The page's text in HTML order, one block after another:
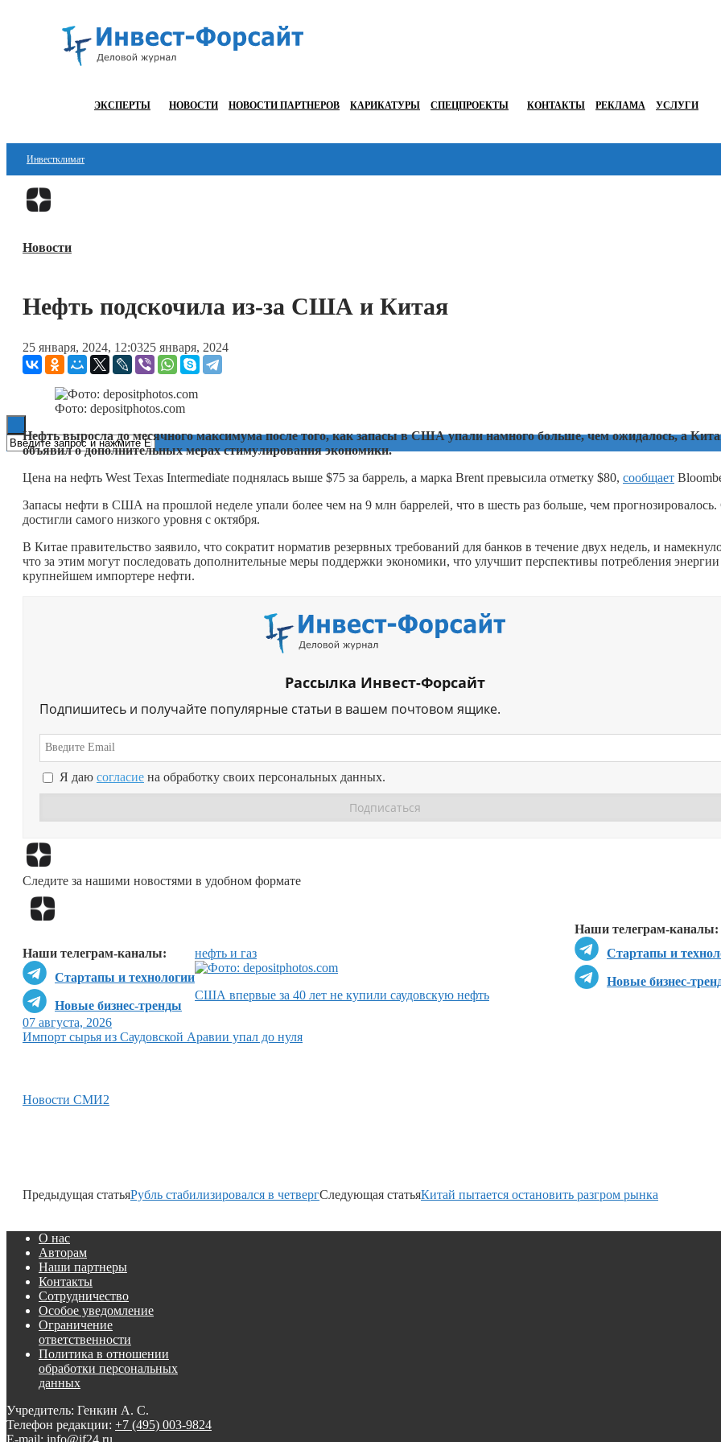
ЭКСПЕРТЫ НОВОСТИ НОВОСТИ ПАРТНЕРОВ КАРИКАТУРЫ СПЕЦПРОЕКТЫ КОНТАКТЫ РЕКЛАМА УСЛУГИ
Инвестклимат
Финансы
Блокчейн
Технологии
ESG
Новости
Нефть подскочила из-за США и Китая
25 января, 2024, 12:0325 января, 2024
Фото: depositphotos.com
Нефть выросла до месячного максимума после того, как запасы в США упали намного больше, чем ожидалось, а
объявил о дополнительных мерах стимулирования экономики.
Цена на нефть West Texas Intermediate поднялась выше $75 за баррель, а марка Brent превысила отметку $80, сообщает
Запасы нефти в США на прошлой неделе упали более чем на 9 млн баррелей, что в шесть раз больше, чем
достигли самого низкого уровня с октября.
В Китае правительство заявило, что сократит норматив резервных требований для банков в течение двух недель, и
что за этим могут последовать дополнительные меры поддержки экономики, что улучшит перспективы потребления энергии
крупнейшем импортере нефти.
Рассылка Инвест-Форсайт
Подпишитесь и получайте популярные статьи в вашем почтовом ящике.
Я даю согласие на обработку своих персональных данных.
Следите за нашими новостями в удобном формате
Наши телеграм-каналы:
Стартапы и
Новые бизнес-
Наши телеграм-каналы:
Стартапы и технологии
Новые бизнес-тренды
нефть и газ
США впервые за 40 лет не купили саудовскую нефть
07 августа, 2026
Импорт сырья из Саудовской Аравии упал до нуля
Новости СМИ2
Предыдущая статьяРубль стабилизировался в четвергСледующая статьяКитай пытается остановить разгром рынка
О нас
Авторам
Наши партнеры
Контакты
Сотрудничество
Особое уведомление
Ограничение
ответственности
Политика в отношении
обработки персональных
данных
Учредитель: Генкин А. С.
Телефон редакции: +7 (495) 003-9824